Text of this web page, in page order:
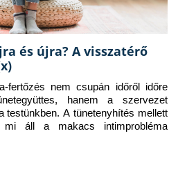
és újra? A visszatérő
fertőzés nem csupán időről időre
hanem a szervezet
testünkben. A tünetenyhítés mellett
mi áll a makacs intimprobléma